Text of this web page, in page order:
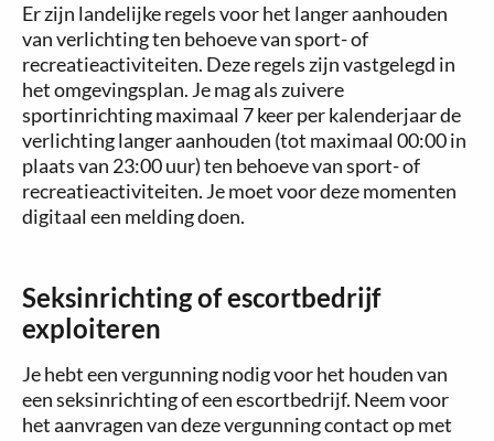
Er zijn landelijke regels voor het langer aanhouden
van verlichting ten behoeve van sport- of
recreatieactiviteiten. Deze regels zijn vastgelegd in
het omgevingsplan. Je mag als zuivere
sportinrichting maximaal 7 keer per kalenderjaar de
verlichting langer aanhouden (tot maximaal 00:00 in
plaats van 23:00 uur) ten behoeve van sport- of
recreatieactiviteiten. Je moet voor deze momenten
digitaal een melding doen.
Seksinrichting of escortbedrijf
exploiteren
Je hebt een vergunning nodig voor het houden van
een seksinrichting of een escortbedrijf. Neem voor
het aanvragen van deze vergunning contact op met